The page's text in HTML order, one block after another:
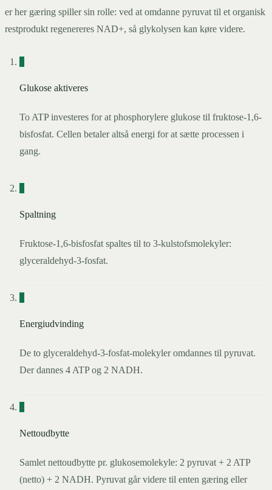
er her gæring spiller sin rolle: ved at omdanne pyruvat til et organisk
restprodukt regenereres NAD+, så glykolysen kan køre videre.
1
Glukose aktiveres
To ATP investeres for at phosphorylere glukose til fruktose-1,6-
bisfosfat. Cellen betaler altså energi for at sætte processen i
gang.
2
Spaltning
Fruktose-1,6-bisfosfat spaltes til to 3-kulstofsmolekyler:
glyceraldehyd-3-fosfat.
3
Energiudvinding
De to glyceraldehyd-3-fosfat-molekyler omdannes til pyruvat.
Der dannes 4 ATP og 2 NADH.
4
Nettoudbytte
Samlet nettoudbytte pr. glukosemolekyle: 2 pyruvat + 2 ATP
(netto) + 2 NADH. Pyruvat går videre til enten gæring eller